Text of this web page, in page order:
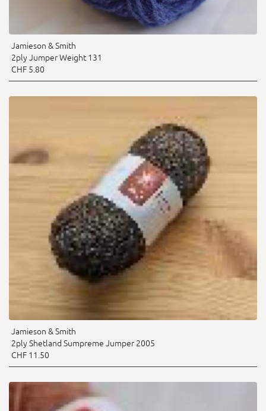
Jamieson & Smith
2ply Jumper Weight 131
CHF 5.80
Jamieson & Smith
2ply Shetland Sumpreme Jumper 2005
CHF 11.50